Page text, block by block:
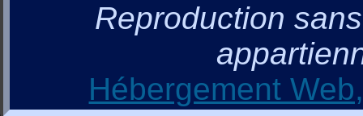
Reproduction
Hébergement